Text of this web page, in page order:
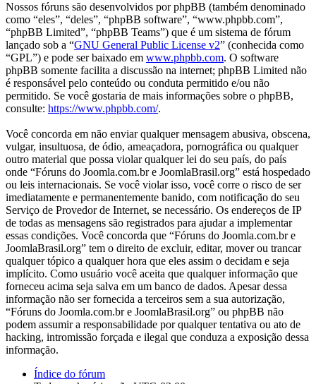
Nossos fóruns são desenvolvidos por phpBB (também denominado
como “eles”, “deles”, “phpBB software”, “www.phpbb.com”,
“phpBB Limited”, “phpBB Teams”) que é um sistema de fórum
lançado sob a “GNU General Public License v2” (conhecida como
“GPL”) e pode ser baixado em www.phpbb.com. O software
phpBB somente facilita a discussão na internet; phpBB Limited não
é responsável pelo conteúdo ou conduta permitido e/ou não
permitido. Se você gostaria de mais informações sobre o phpBB,
consulte: https://www.phpbb.com/.
Você concorda em não enviar qualquer mensagem abusiva, obscena,
vulgar, insultuosa, de ódio, ameaçadora, pornográfica ou qualquer
outro material que possa violar qualquer lei do seu país, do país
onde “Fóruns do Joomla.com.br e JoomlaBrasil.org” está hospedado
ou leis internacionais. Se você violar isso, você corre o risco de ser
imediatamente e permanentemente banido, com notificação do seu
Serviço de Provedor de Internet, se necessário. Os endereços de IP
de todas as mensagens são registrados para ajudar a implementar
essas condições. Você concorda que “Fóruns do Joomla.com.br e
JoomlaBrasil.org” tem o direito de excluir, editar, mover ou trancar
qualquer tópico a qualquer hora que eles assim o decidam e seja
implícito. Como usuário você aceita que qualquer informação que
forneceu acima seja salva em um banco de dados. Apesar dessa
informação não ser fornecida a terceiros sem a sua autorização,
“Fóruns do Joomla.com.br e JoomlaBrasil.org” ou phpBB não
podem assumir a responsabilidade por qualquer tentativa ou ato de
hacking, intromissão forçada e ilegal que conduza a exposição dessa
informação.
Índice do fórum